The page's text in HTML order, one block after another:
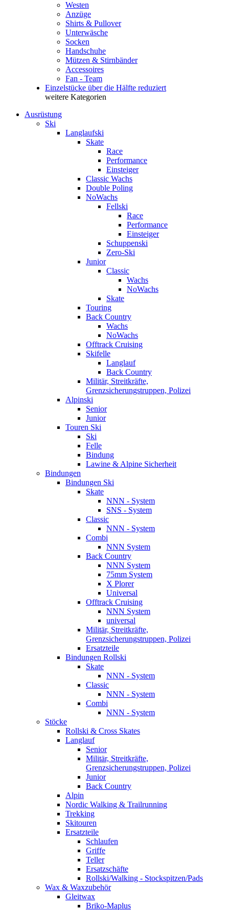
Westen
Anzüge
Shirts & Pullover
Unterwäsche
Socken
Handschuhe
Mützen & Stirnbänder
Accessoires
Fan - Team
Einzelstücke über die Hälfte reduziert
weitere Kategorien
Ausrüstung
Ski
Langlaufski
Skate
Race
Performance
Einsteiger
Classic Wachs
Double Poling
NoWachs
Fellski
Race
Performance
Einsteiger
Schuppenski
Zero-Ski
Junior
Classic
Wachs
NoWachs
Skate
Touring
Back Country
Wachs
NoWachs
Offtrack Cruising
Skifelle
Langlauf
Back Country
Militär, Streitkräfte,
Grenzsicherungstruppen, Polizei
Alpinski
Senior
Junior
Touren Ski
Ski
Felle
Bindung
Lawine & Alpine Sicherheit
Bindungen
Bindungen Ski
Skate
NNN - System
SNS - System
Classic
NNN - System
Combi
NNN System
Back Country
NNN System
75mm System
X Plorer
Universal
Offtrack Cruising
NNN System
universal
Militär, Streitkräfte,
Grenzsicherungstruppen, Polizei
Ersatzteile
Bindungen Rollski
Skate
NNN - System
Classic
NNN - System
Combi
NNN - System
Stöcke
Rollski & Cross Skates
Langlauf
Senior
Militär, Streitkräfte,
Grenzsicherungstruppen, Polizei
Junior
Back Country
Alpin
Nordic Walking & Trailrunning
Trekking
Skitouren
Ersatzteile
Schlaufen
Griffe
Teller
Ersatzschäfte
Rollski/Walking - Stockspitzen/Pads
Wax & Waxzubehör
Gleitwax
Briko-Maplus